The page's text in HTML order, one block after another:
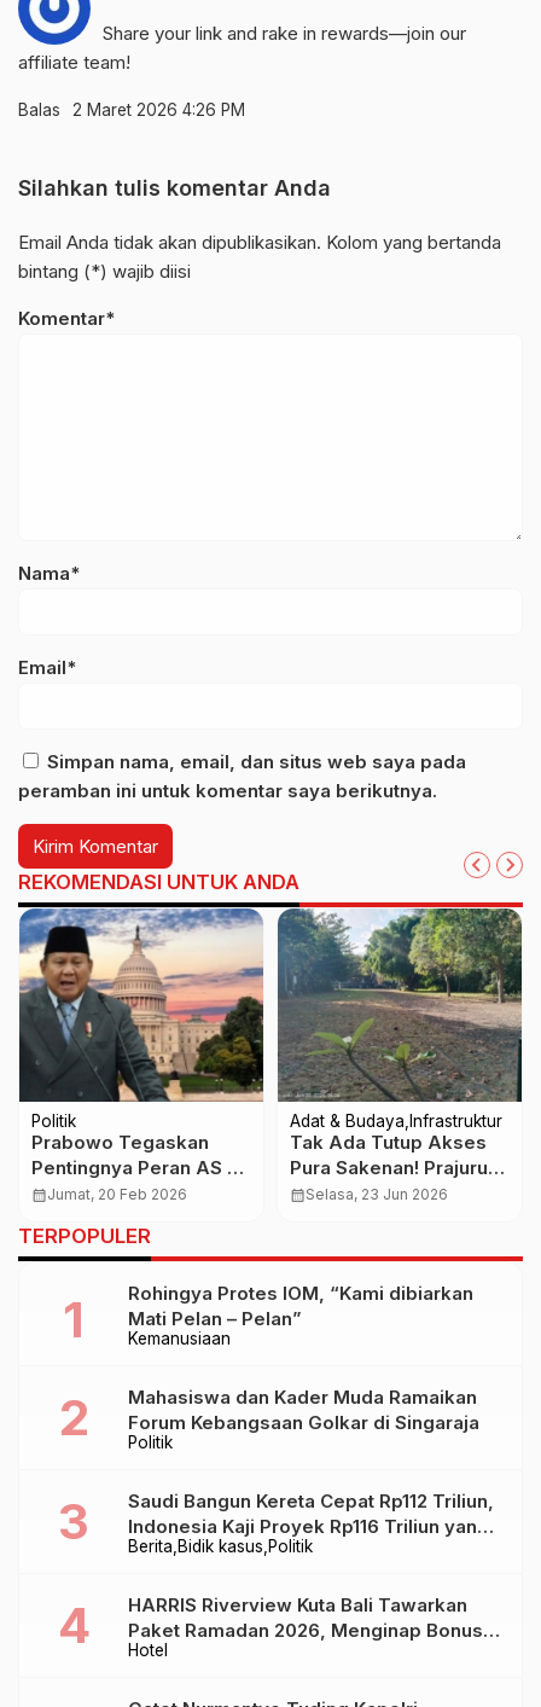
Share your link and rake in rewards—join our
affiliate team!
Balas 2 Maret 2026 4:26 PM
Silahkan tulis komentar Anda
Email Anda tidak akan dipublikasikan. Kolom yang bertanda
bintang (*) wajib diisi
Komentar*
Nama*
Email*
Simpan nama, email, dan situs web saya pada
peramban ini untuk komentar saya berikutnya.
REKOMENDASI UNTUK ANDA
Politik
Prabowo Tegaskan
Pentingnya Peran AS di
Hadapan Generasi
Washington DC
calendar_monthJumat, 20 Feb 2026
Adat & Budaya Infrastruktur
Tak Ada Tutup Akses
Pura Sakenan! Prajuru
Sebut Tata Parkir
calendar_monthSelasa, 23 Jun 2026
TERPOPULER
Kemanusiaan
Rohingya Protes IOM, “Kami dibiarkan
Mati Pelan – Pelan”
Politik
Mahasiswa dan Kader Muda Ramaikan
Forum Kebangsaan Golkar di Singaraja
Berita Bidik kasus Politik
Saudi Bangun Kereta Cepat Rp112 Triliun,
Indonesia Kaji Proyek Rp116 Triliun yang
Baru Sampai Bandung
Hotel
HARRIS Riverview Kuta Bali Tawarkan
Paket Ramadan 2026, Menginap Bonus
Takjil hingga Bukber Mulai Rp88.888